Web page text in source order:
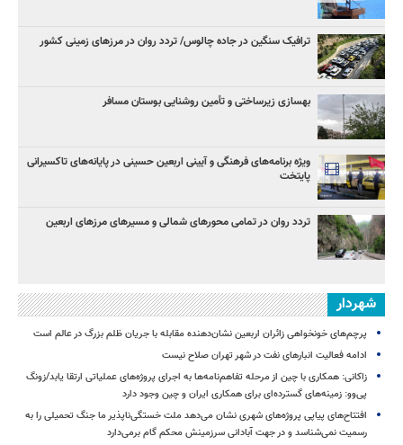
ترافیک سنگین در جاده چالوس/ تردد روان در مرزهای زمینی کشور
بهسازی زیرساختی و تأمین روشنایی بوستان مسافر
ویژه برنامه‌های فرهنگی و آیینی اربعین حسینی در پایانه‌های تاکسیرانی
پایتخت
تردد روان در تمامی محورهای شمالی و مسیرهای مرزهای اربعین
شهردار
پرچم‌های خونخواهی زائران اربعین نشان‌دهنده مقابله با جریان ظلم بزرگ در عالم است
ادامه فعالیت انبارهای نفت در شهر تهران صلاح نیست
زاکانی: همکاری با چین از مرحله تفاهم‌نامه‌ها به اجرای پروژه‌های عملیاتی ارتقا یابد/زونگ
پی‌وو: زمینه‌های گسترده‌ای برای همکاری ایران و چین وجود دارد
افتتاح‌های پیاپی پروژه‌های شهری نشان می‌دهد ملت خستگی‌ناپذیر ما جنگ تحمیلی را به
رسمیت نمی‌شناسد و در جهت آبادانی سرزمینش محکم گام برمی‌دارد